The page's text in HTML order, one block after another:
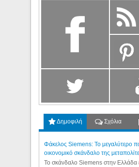
Δημοφιλή Σχόλια
Φάκελος Siemens: Το μεγαλύτερο
οικονομικό σκάνδαλο της
Το σκάνδαλο Siemens στην Ελλάδα